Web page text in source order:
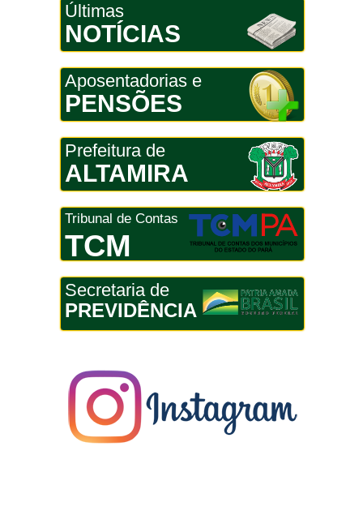
Últimas
NOTÍCIAS
Aposentadorias e
PENSÕES
Prefeitura de
ALTAMIRA
Tribunal de Contas
TCM
Secretaria de
PREVIDÊNCIA